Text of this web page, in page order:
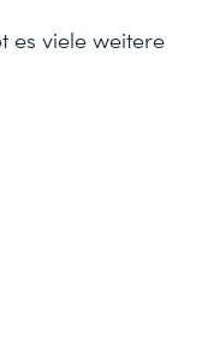
es viele weitere